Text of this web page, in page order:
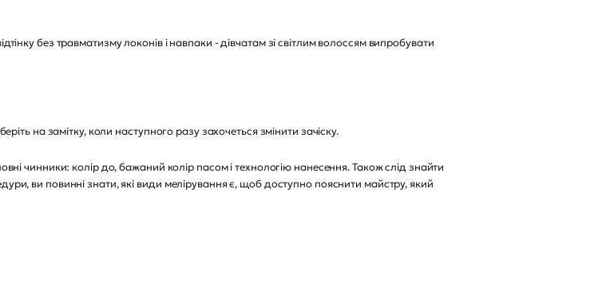
без травматизму локонів і навпаки - дівчатам зі світлим волоссям випробувати
на замітку, коли наступного разу захочеться змінити зачіску.
чинники: колір до, бажаний колір пасом і технологію нанесення. Також слід знайти
ви повинні знати, які види мелірування є, щоб доступно пояснити майстру, який